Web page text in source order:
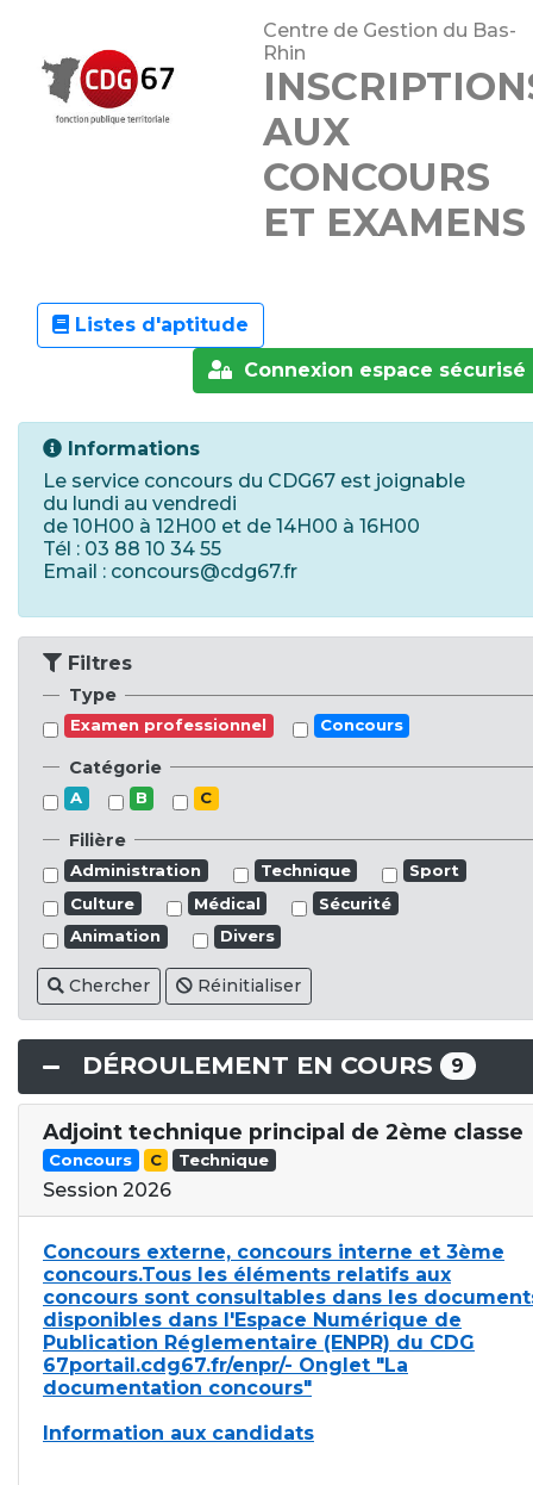
Centre de Gestion du Bas-
Rhin
AUX
CONCOURS
ET EXAMENS
Listes d'aptitude
Connexion espace sécurisé
Informations
Le service concours du CDG67 est joignable
du lundi au vendredi
de 10H00 à 12H00 et de 14H00 à 16H00
Tél : 03 88 10 34 55
Email : concours@cdg67.fr
Filtres
Type
Examen professionnel Concours
Catégorie
A B C
Filière
Administration Technique
Sport
Culture
Médical
Sécurité
Animation
Divers
Chercher Réinitialiser
DÉROULEMENT EN COURS 9
Adjoint technique principal de 2ème classe
Concours C Technique
Session 2026
Concours externe, concours interne et 3ème
concours.Tous les éléments relatifs aux
concours sont consultables dans les
disponibles dans l'Espace Numérique de
Publication Réglementaire (ENPR) du CDG
67portail.cdg67.fr/enpr/- Onglet "La
documentation concours"
Information aux candidats